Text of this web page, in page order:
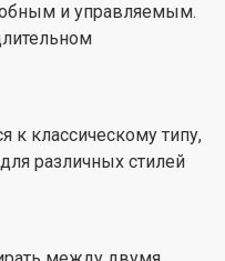
и управляемым.
к классическому типу,
различных стилей